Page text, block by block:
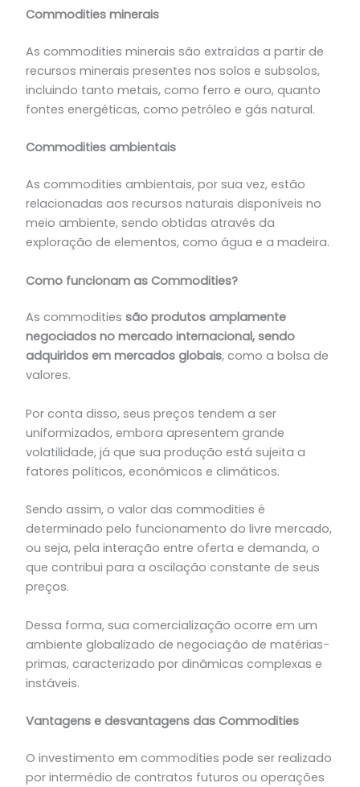
Commodities minerais
As commodities minerais são extraídas a partir de
recursos minerais presentes nos solos e subsolos,
incluindo tanto metais, como ferro e ouro, quanto
fontes energéticas, como petróleo e gás natural.
Commodities ambientais
As commodities ambientais, por sua vez, estão
relacionadas aos recursos naturais disponíveis no
meio ambiente, sendo obtidas através da
exploração de elementos, como água e a madeira.
Como funcionam as Commodities?
As commodities são produtos amplamente
negociados no mercado internacional, sendo
adquiridos em mercados globais, como a bolsa de
valores.
Por conta disso, seus preços tendem a ser
uniformizados, embora apresentem grande
volatilidade, já que sua produção está sujeita a
fatores políticos, econômicos e climáticos.
Sendo assim, o valor das commodities é
determinado pelo funcionamento do livre mercado,
ou seja, pela interação entre oferta e demanda, o
que contribui para a oscilação constante de seus
preços.
Dessa forma, sua comercialização ocorre em um
ambiente globalizado de negociação de matérias-
primas, caracterizado por dinâmicas complexas e
instáveis.
Vantagens e desvantagens das Commodities
O investimento em commodities pode ser realizado
por intermédio de contratos futuros ou operações